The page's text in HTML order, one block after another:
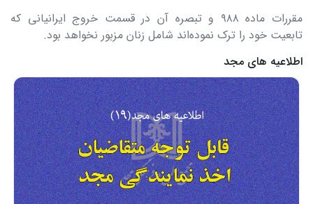
مقررات ماده ۹۸۸ و تبصره آن در قسمت خروج ایرانیانی که
تابعیت خود را ترک نموده‌اند شامل زنان مزبور نخواهد بود.
اطلاعیه های مجد